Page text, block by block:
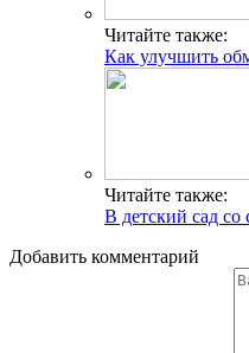
Читайте также:
Как улучшить
Читайте также:
В детский сад со
Добавить комментарий